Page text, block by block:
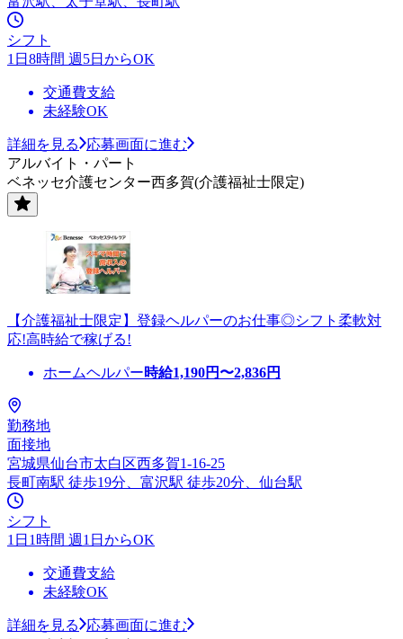
シフト
1日8時間 週5日からOK
交通費支給
未経験OK
詳細を見る
応募画面に進む
アルバイト・パート
ベネッセ介護センター西多賀(介護福祉士限定)
【介護福祉士限定】登録ヘルパーのお仕事◎シフト柔軟対
応!高時給で稼げる!
ホームヘルパー時給1,190円〜2,836円
勤務地
面接地
宮城県仙台市太白区西多賀1-16-25
長町南駅 徒歩19分、富沢駅 徒歩20分、仙台駅
シフト
1日1時間 週1日からOK
交通費支給
未経験OK
詳細を見る
応募画面に進む